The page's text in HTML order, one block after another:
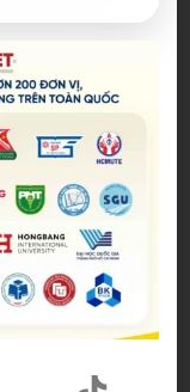
cao
lục doanh
sự nghiệp
lớn từ một
nữ sinh